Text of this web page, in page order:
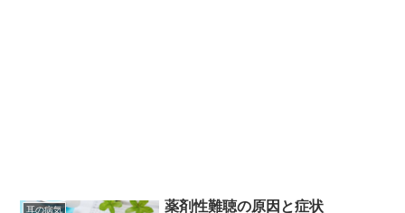
耳の病気 薬剤性難聴の原因と症状